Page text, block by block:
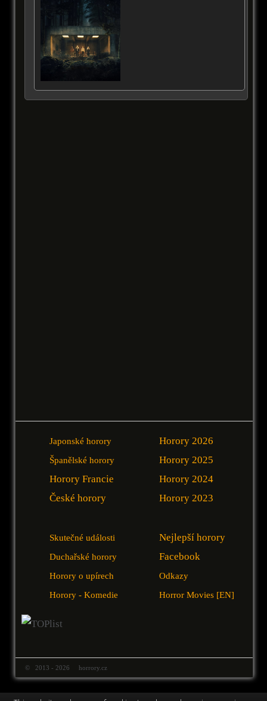
Japonské horory
Španělské horory
Horory Francie
České horory
Horory 2026
Horory 2025
Horory 2024
Horory 2023
Skutečné události
Duchařské horory
Horory o upírech
Horory - Komedie
Nejlepší horory
Facebook
Odkazy
Horror Movies [EN]
© 2013 - 2026 horrory.cz